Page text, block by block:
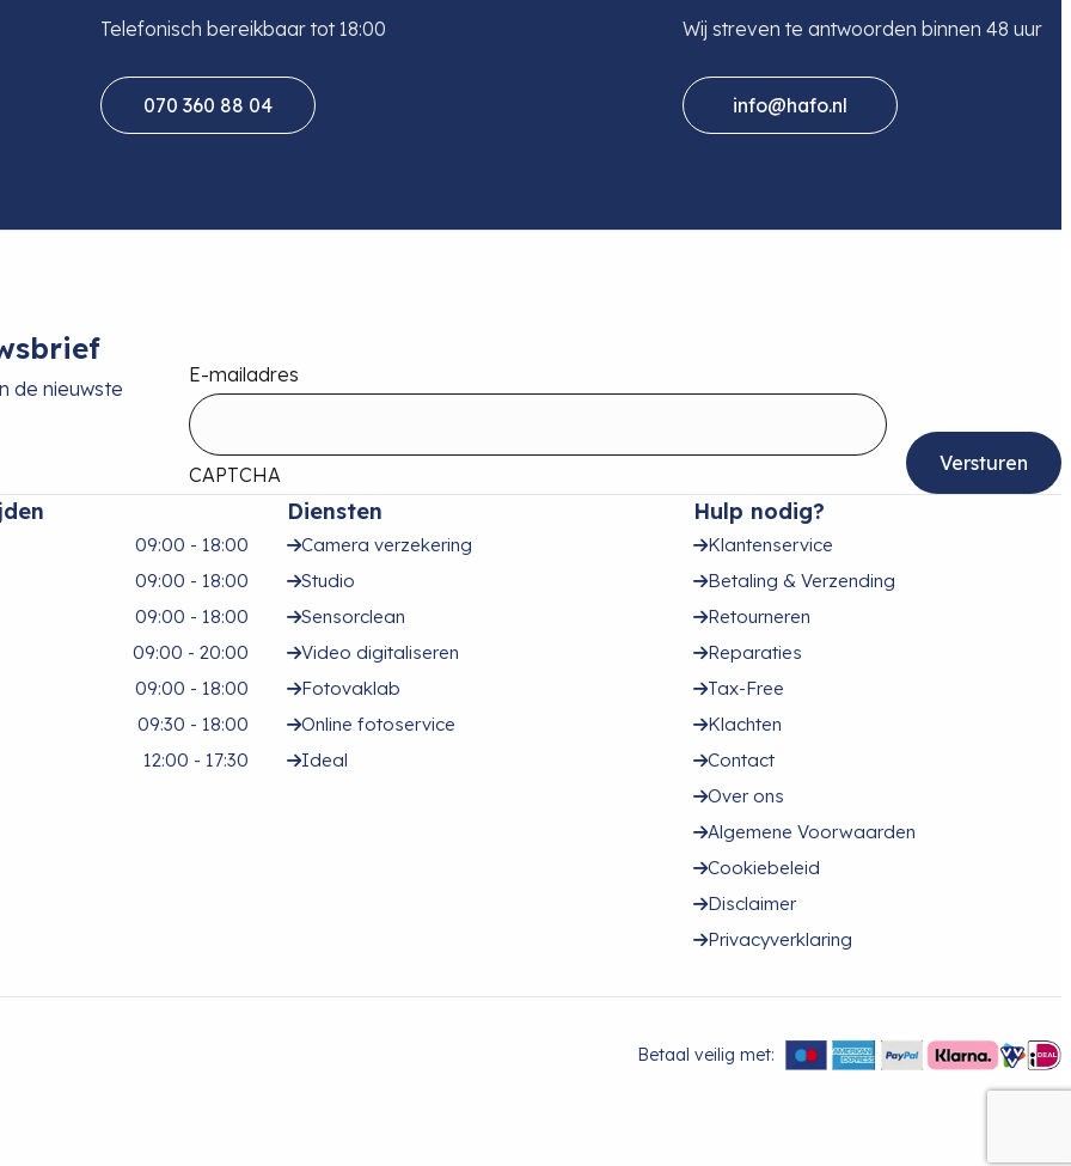
Telefonisch bereikbaar tot 18:00
070 360 88 04
Wij streven te antwoorden binnen 48 uur
info@hafo.nl
de nieuwste
E-mailadres
CAPTCHA
09:00 - 18:00
09:00 - 18:00
09:00 - 18:00
09:00 - 20:00
09:00 - 18:00
09:30 - 18:00
12:00 - 17:30
Diensten
Camera verzekering
Studio
Sensorclean
Video digitaliseren
Fotovaklab
Online fotoservice
Ideal
Hulp nodig?
Klantenservice
Betaling & Verzending
Retourneren
Reparaties
Tax-Free
Klachten
Contact
Over ons
Algemene Voorwaarden
Cookiebeleid
Disclaimer
Privacyverklaring
Betaal veilig met: